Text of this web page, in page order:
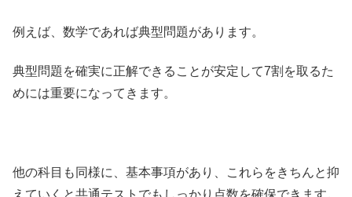
例えば、数学であれば典型問題があります。
典型問題を確実に正解できることが安定して7割を取るた
めには重要になってきます。
他の科目も同様に、基本事項があり、これらをきちんと抑
えていくと共通テストでもしっかり点数を確保できます。